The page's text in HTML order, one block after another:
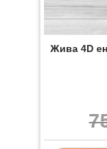
Жива 4D